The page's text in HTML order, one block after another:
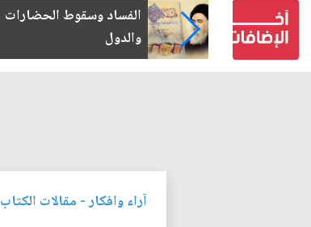
كتب لنفسه
الفساد وسقوط الحضارات
والدول
آراء وافكار- مقالات الكتاب